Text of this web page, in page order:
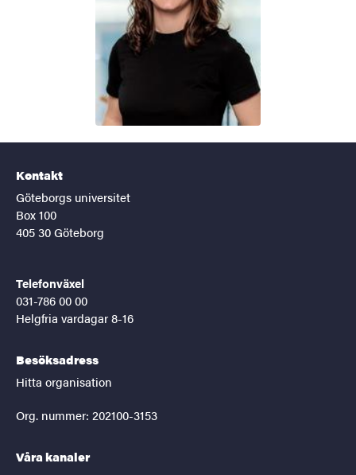
Kontakt
Göteborgs universitet
Box 100
405 30 Göteborg
Telefonväxel
031-786 00 00
Helgfria vardagar 8-16
Besöksadress
Hitta organisation
Org. nummer: 202100-3153
Våra kanaler